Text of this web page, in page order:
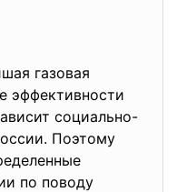
газовая
эффективности
социально-
Поэтому
по поводу